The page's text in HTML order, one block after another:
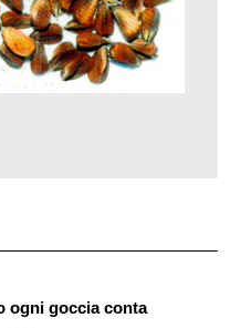
la posizione geografica,
l’insolazione), la natura del
e per il sufficiente
aggregati misti di latifoglie,
Ciascuna di queste
e nello spazio la
differenti esigenze
ogni goccia conta